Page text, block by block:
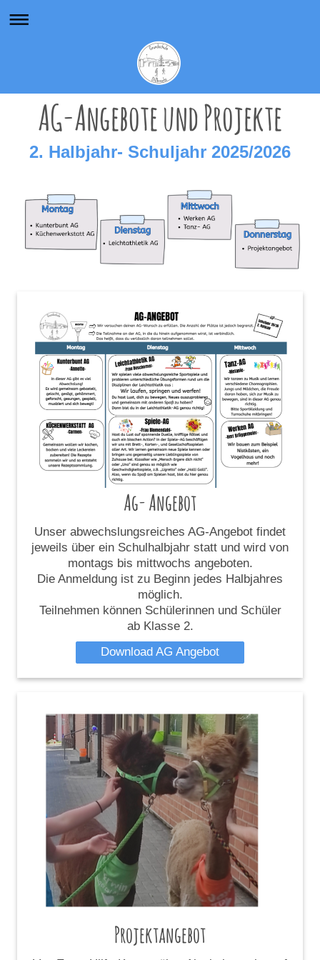
AG-Angebote und Projekte
2. Halbjahr- Schuljahr 2025/2026
Ag- Angebot
Unser abwechslungsreiches AG-Angebot findet
jeweils über ein Schulhalbjahr statt und wird von
montags bis mittwochs angeboten.
Die Anmeldung ist zu Beginn jedes Halbjahres
möglich.
Teilnehmen können Schülerinnen und Schüler
ab Klasse 2.
Download AG Angebot
Projektangebot